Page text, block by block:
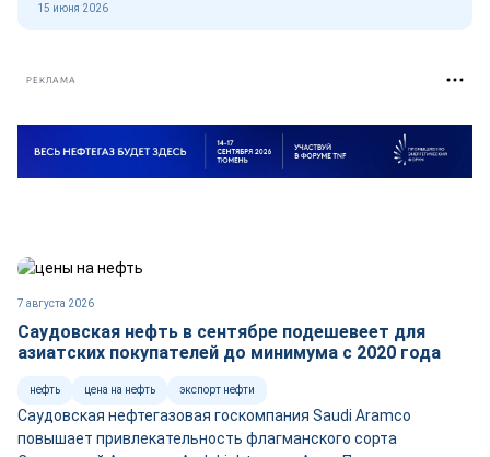
15 июня 2026
РЕКЛАМА
7 августа 2026
Саудовская нефть в сентябре подешевеет для
азиатских покупателей до минимума с 2020 года
нефть цена на нефть экспорт нефти
Саудовская нефтегазовая госкомпания Saudi Aramco
повышает привлекательность флагманского сорта